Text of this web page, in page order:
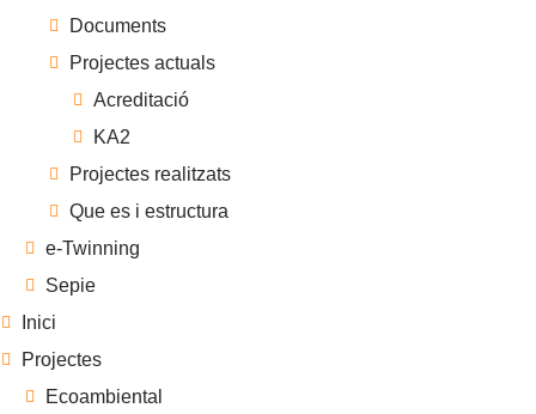
Documents
Projectes actuals
Acreditació
KA2
Projectes realitzats
Que es i estructura
e-Twinning
Sepie
Inici
Projectes
Ecoambiental